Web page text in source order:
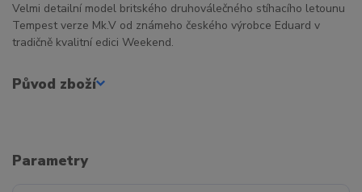
Velmi detailní model britského druhoválečného stíhacího letounu
Tempest verze Mk.V od známeho českého výrobce Eduard v
tradičně kvalitní edici Weekend.
Původ zboží
Parametry